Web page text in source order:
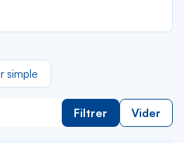
simple
Filtrer Vider